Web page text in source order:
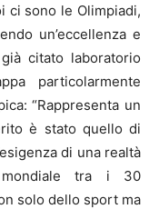
ci sono le Olimpiadi,
un’eccellenza e
citato laboratorio
particolarmente
“Rappresenta un
è stato quello di
di una realtà
mondiale tra i 30
solo dello sport ma